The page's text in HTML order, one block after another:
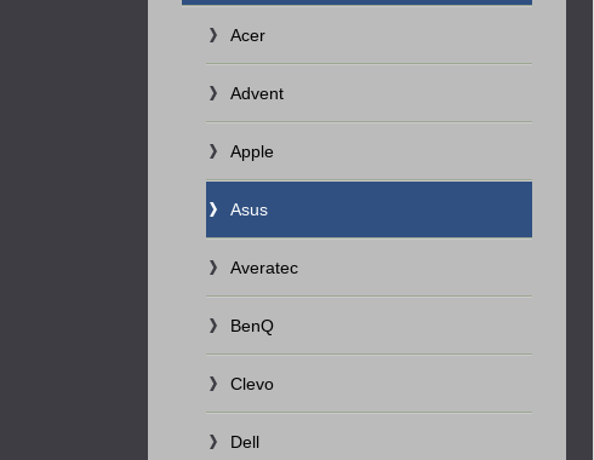
Acer
Advent
Apple
Asus
Averatec
BenQ
Clevo
Dell